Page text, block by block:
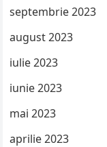
septembrie 2023
august 2023
iulie 2023
iunie 2023
mai 2023
aprilie 2023